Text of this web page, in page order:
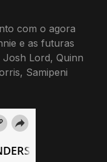
com o agora
e as futuras
Josh Lord, Quinn
Samipeni